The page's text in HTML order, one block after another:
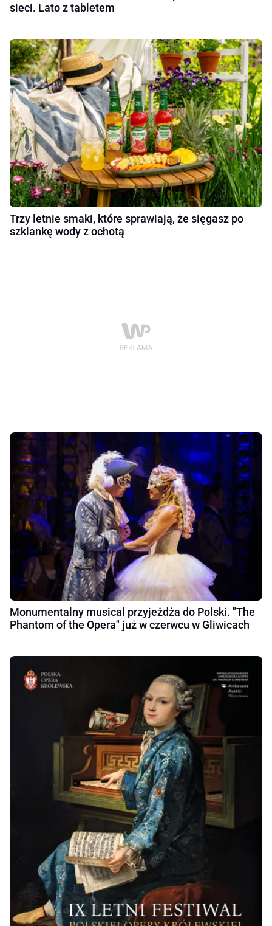
sieci. Lato z tabletem
Trzy letnie smaki, które sprawiają, że sięgasz po
szklankę wody z ochotą
Monumentalny musical przyjeżdża do Polski. "The
Phantom of the Opera" już w czerwcu w Gliwicach